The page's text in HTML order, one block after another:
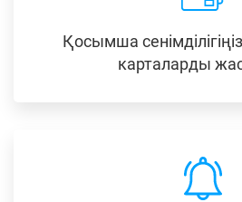
Қосымша
карталарды